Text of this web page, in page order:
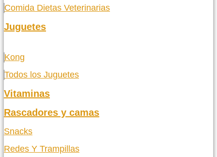
Comida Dietas Veterinarias
Juguetes
Kong
Todos los Juguetes
Vitaminas
Rascadores y camas
Snacks
Redes Y Trampillas